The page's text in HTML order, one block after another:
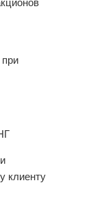
заключения
с
в
при
клиенту